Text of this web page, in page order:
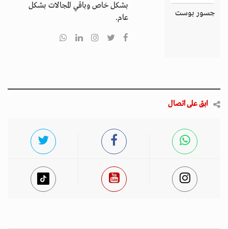
جسور بوست
بشكل خاص وباقي المجالات بشكل
عام.
ابق على اتصال